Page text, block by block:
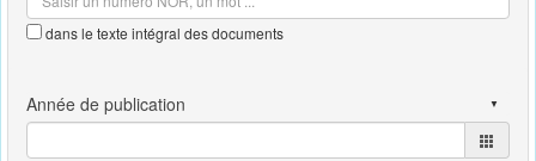
dans le texte intégral des documents